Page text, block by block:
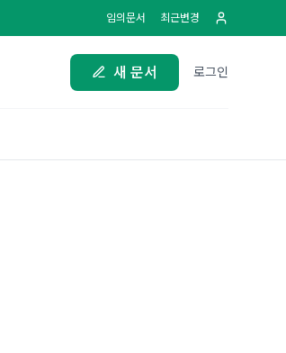
임의문서 최근변경
새 문서 로그인